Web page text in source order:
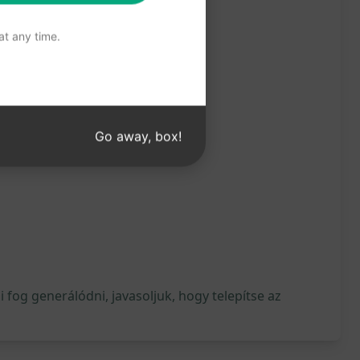
generálódni, javasoljuk, hogy telepítse az
any time.
Go away, box!